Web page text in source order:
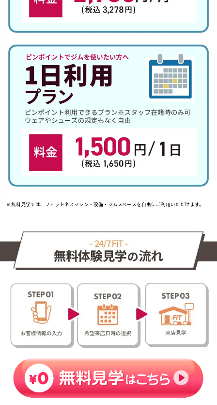
※無料見学では、フィットネスマシン・設備・ジムスペースを自由にご利用いただけます。